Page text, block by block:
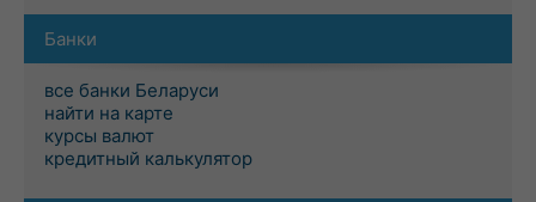
Банки
все банки Беларуси
найти на карте
курсы валют
кредитный калькулятор